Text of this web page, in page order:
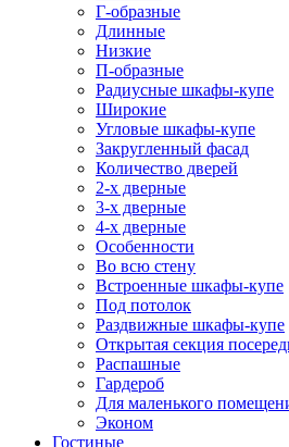
Г-образные
Длинные
Низкие
П-образные
Радиусные шкафы-купе
Широкие
Угловые шкафы-купе
Закругленный фасад
Количество дверей
2-х дверные
3-х дверные
4-х дверные
Особенности
Во всю стену
Встроенные шкафы-купе
Под потолок
Раздвижные шкафы-купе
Открытая секция
Распашные
Гардероб
Для маленького
Эконом
Гостиные